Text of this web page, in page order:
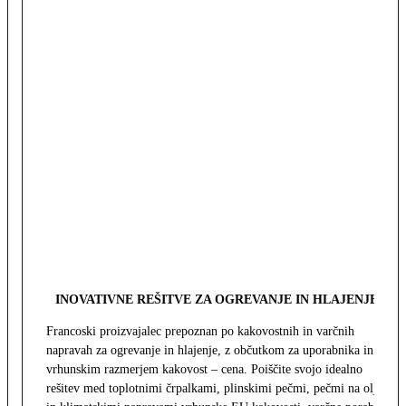
INOVATIVNE REŠITVE ZA OGREVANJE IN HLAJENJE
Francoski proizvajalec prepoznan po kakovostnih in varčnih
napravah za ogrevanje in hlajenje, z občutkom za uporabnika in z
vrhunskim razmerjem kakovost – cena. Poiščite svojo idealno
rešitev med toplotnimi črpalkami, plinskimi pečmi, pečmi na olje